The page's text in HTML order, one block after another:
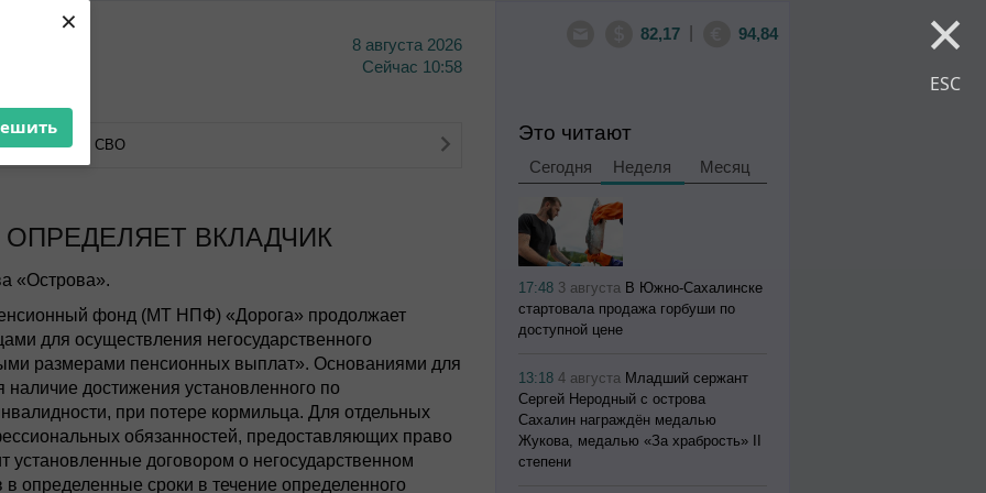
× ×
ESC
8 августа 2026
Сейчас 10:58
82,17 94,84
ветеранов СВО
ВКЛАДЧИК
«Острова».
фонд (МТ НПФ) «Дорога» продолжает
для осуществления негосударственного
размерами пенсионных выплат». Основаниями для
достижения установленного по
при потере кормильца. Для отдельных
обязанностей, предоставляющих право
установленные договором о негосударственном
определенные сроки в течение определенного
Это читают
Сегодня Неделя Месяц
17:48 3 августа В Южно-Сахалинске
стартовала продажа горбуши по
доступной цене
13:184 августа Младший сержант
Сергей Неродный с острова
Сахалин награждён медалью
Жукова, медалью «За храбрость» II
степени